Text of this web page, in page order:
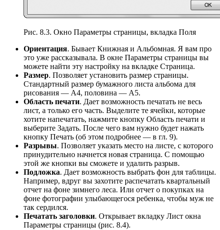
Рис. 8.3. Окно Параметры страницы, вкладка Поля
Ориентация. Бывает Книжная и Альбомная. Я вам про
это уже рассказывала. В окне Параметры страницы вы
можете найти эту настройку на вкладке Страница.
Размер. Позволяет установить размер страницы.
Стандартный размер бумажного листа альбома для
рисования — А4, половина — А5.
Область печати. Дает возможность печатать не весь
лист, а только его часть. Выделите те ячейки, которые
хотите напечатать, нажмите кнопку Область печати и
выберите Задать. После чего вам нужно будет нажать
кнопку Печать (об этом подробнее — в гл. 9).
Разрывы. Позволяет указать место на листе, с которого
принудительно начнется новая страница. С помощью
этой же кнопки вы сможете и удалить разрыв.
Подложка. Дает возможность выбрать фон для таблицы.
Например, вдруг вы захотите распечатать квартальный
отчет на фоне зимнего леса. Или отчет о покупках на
фоне фотографии улыбающегося ребенка, чтобы муж не
так сердился.
Печатать заголовки. Открывает вкладку Лист окна
Параметры страницы (рис. 8.4).